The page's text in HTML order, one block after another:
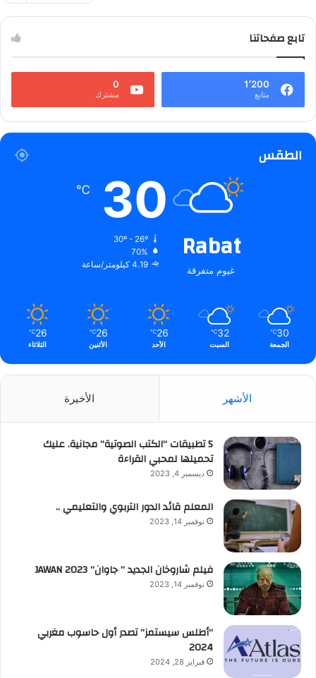
تابع صفحاتنا
1٬200
متابع
0
مشترك
الطقس
Rabat
غيوم متفرقة
30
℃
30º - 26º
70%
4.19 كيلومتر/ساعة
30
℃
الجمعة
32
℃
السبت
26
℃
الأحد
26
℃
الأثنين
26
℃
الثلاثاء
الأشهر الأخيرة
5 تطبيقات “الكتب الصوتية” مجانية. عليك
تحميلها لمحبي القراءة
ديسمبر 4, 2023
المعلم قائد الدور التربوي والتعليمي ..
نوفمبر 14, 2023
فيلم شاروخان الجديد ” جاوان” JAWAN 2023
نوفمبر 14, 2023
“أطلس سيستمز” تصدر أول حاسوب مغربي
2024
فبراير 28, 2024